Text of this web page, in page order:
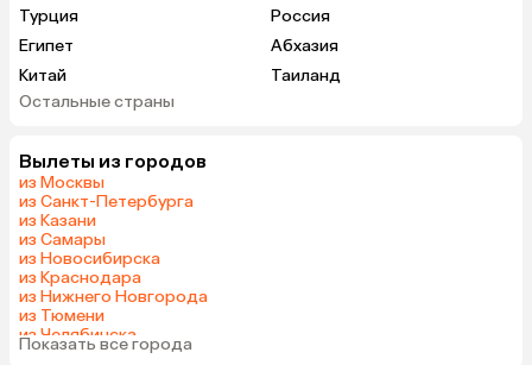
Турция
Россия
Египет
Абхазия
Китай
Таиланд
ОАЭ
Беларусь
Шри-Ланка
Азербайджан
Индия
Катар
Гонконг
Венгрия
Остальные страны
Вылеты из городов
из Москвы
из Санкт-Петербурга
из Казани
из Самары
из Новосибирска
из Краснодара
из Нижнего Новгорода
из Тюмени
из Челябинска
из Минеральных Вод
Показать все города